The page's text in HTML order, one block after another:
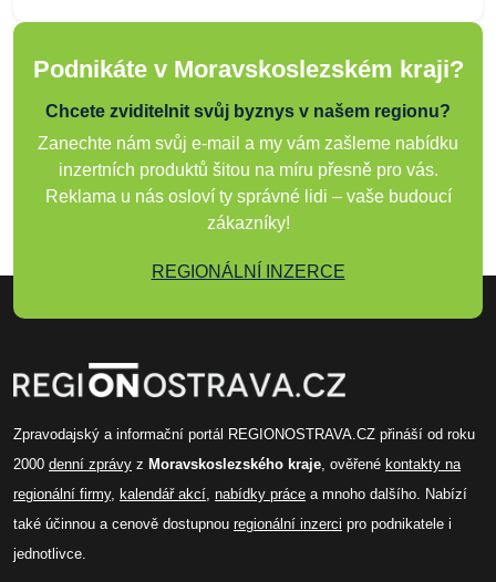
Podnikáte v Moravskoslezském kraji?
Chcete zviditelnit svůj byznys v našem regionu?
Zanechte nám svůj e-mail a my vám zašleme nabídku
inzertních produktů šitou na míru přesně pro vás.
Reklama u nás osloví ty správné lidi – vaše budoucí
zákazníky!
REGIONÁLNÍ INZERCE
Zpravodajský a informační portál REGIONOSTRAVA.CZ přináší od roku
2000 denní zprávy z Moravskoslezského kraje, ověřené kontakty na
regionální firmy, kalendář akcí, nabídky práce a mnoho dalšího. Nabízí
také účinnou a cenově dostupnou regionální inzerci pro podnikatele i
jednotlivce.